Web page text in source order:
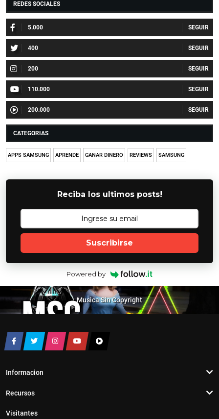
REDES SOCIALES
5.000
400
200
110.000
200.000
CATEGORIAS
APPS SAMSUNG APRENDE GANAR DINERO REVIEWS SAMSUNG
Reciba los ultimos posts!
Suscribirse
Powered by
Musica Sin Copyright
Informacion
Recursos
Visitantes